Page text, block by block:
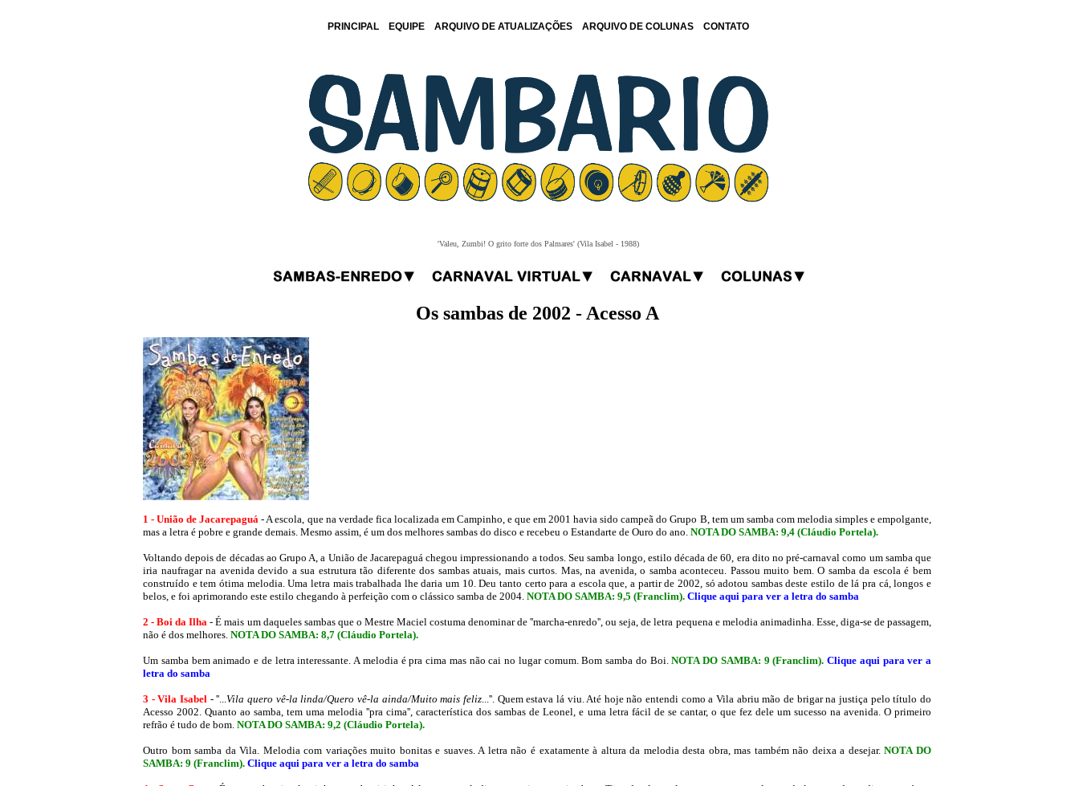
PRINCIPAL EQUIPE ARQUIVO DE ATUALIZAÇÕES ARQUIVO DE COLUNAS CONTATO
'Valeu, Zumbi! O grito forte dos Palmares' (Vila Isabel - 1988)
Os sambas de 2002 - Acesso A
1 - União de Jacarepaguá - A escola, que na verdade fica localizada em Campinho, e que em 2001 havia sido campeã do Grupo B, tem um samba com melodia simples e empolgante,
mas a letra é pobre e grande demais. Mesmo assim, é um dos melhores sambas do disco e recebeu o Estandarte de Ouro do ano. NOTA DO SAMBA: 9,4 (Cláudio Portela).
Voltando depois de décadas ao Grupo A, a União de Jacarepaguá chegou impressionando a todos. Seu samba longo, estilo década de 60, era dito no pré-carnaval como um samba que
iria naufragar na avenida devido a sua estrutura tão diferente dos sambas atuais, mais curtos. Mas, na avenida, o samba aconteceu. Passou muito bem. O samba da escola é bem
construído e tem ótima melodia. Uma letra mais trabalhada lhe daria um 10. Deu tanto certo para a escola que, a partir de 2002, só adotou sambas deste estilo de lá pra cá, longos e
belos, e foi aprimorando este estilo chegando à perfeição com o clássico samba de 2004. NOTA DO SAMBA: 9,5 (Franclim). Clique aqui para ver a letra do samba
2 - Boi da Ilha - É mais um daqueles sambas que o Mestre Maciel costuma denominar de ''marcha-enredo'', ou seja, de letra pequena e melodia animadinha. Esse, diga-se de passagem,
não é dos melhores. NOTA DO SAMBA: 8,7 (Cláudio Portela).
Um samba bem animado e de letra interessante. A melodia é pra cima mas não cai no lugar comum. Bom samba do Boi. NOTA DO SAMBA: 9 (Franclim). Clique aqui para ver a
letra do samba
3 - Vila Isabel- ''...Vila quero vê-la linda/Quero vê-la ainda/Muito mais feliz...''. Quem estava lá viu. Até hoje não entendi como a Vila abriu mão de brigar na justiça pelo título do
Acesso 2002. Quanto ao samba, tem uma melodia ''pra cima'', característica dos sambas de Leonel, e uma letra fácil de se cantar, o que fez dele um sucesso na avenida. O primeiro
refrão é tudo de bom. NOTA DO SAMBA: 9,2 (Cláudio Portela).
Outro bom samba da Vila. Melodia com variações muito bonitas e suaves. A letra não é exatamente à altura da melodia desta obra, mas também não deixa a desejar. NOTA DO
SAMBA: 9 (Franclim). Clique aqui para ver a letra do samba